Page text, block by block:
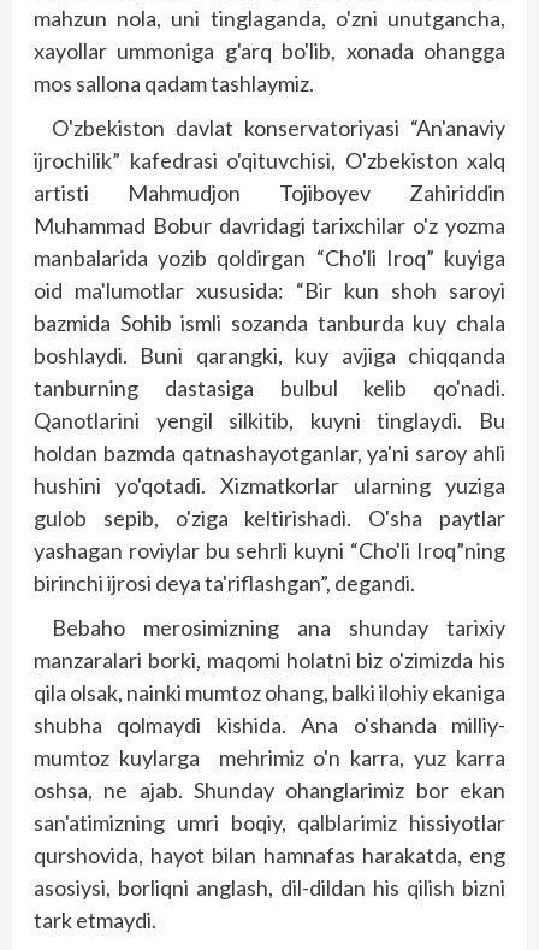
mahzun nola, uni tinglaganda, o'zni unutgancha,
xayollar ummoniga g'arq bo'lib, xonada ohangga
mos sallona qadam tashlaymiz.
O'zbekiston davlat konservatoriyasi “An'anaviy
ijrochilik” kafedrasi o'qituvchisi, O'zbekiston xalq
artisti Mahmudjon Tojiboyev Zahiriddin
Muhammad Bobur davridagi tarixchilar o'z yozma
manbalarida yozib qoldirgan “Cho'li Iroq” kuyiga
oid ma'lumotlar xususida: “Bir kun shoh saroyi
bazmida Sohib ismli sozanda tanburda kuy chala
boshlaydi. Buni qarangki, kuy avjiga chiqqanda
tanburning dastasiga bulbul kelib qo'nadi.
Qanotlarini yengil silkitib, kuyni tinglaydi. Bu
holdan bazmda qatnashayotganlar, ya'ni saroy ahli
hushini yo'qotadi. Xizmatkorlar ularning yuziga
gulob sepib, o'ziga keltirishadi. O'sha paytlar
yashagan roviylar bu sehrli kuyni “Cho'li Iroq”ning
birinchi ijrosi deya ta'riflashgan”, degandi.
Bebaho merosimizning ana shunday tarixiy
manzaralari borki, maqomi holatni biz o'zimizda his
qila olsak, nainki mumtoz ohang, balki ilohiy ekaniga
shubha qolmaydi kishida. Ana o'shanda milliy-
mumtoz kuylarga mehrimiz o'n karra, yuz karra
oshsa, ne ajab. Shunday ohang­larimiz bor ekan
san'atimizning umri boqiy, qalblarimiz hissiyotlar
qurshovida, hayot bilan hamnafas harakatda, eng
asosiysi, borliqni anglash, dil-dildan his qilish bizni
tark etmaydi.